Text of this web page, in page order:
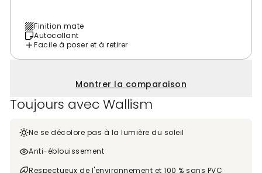
Finition mate
Autocollant
Facile à poser et à retirer
Montrer la comparaison
Toujours avec Wallism
Ne se décolore pas à la lumière du soleil
Anti-éblouissement
Respectueux de l'environnement et 100 % sans PVC